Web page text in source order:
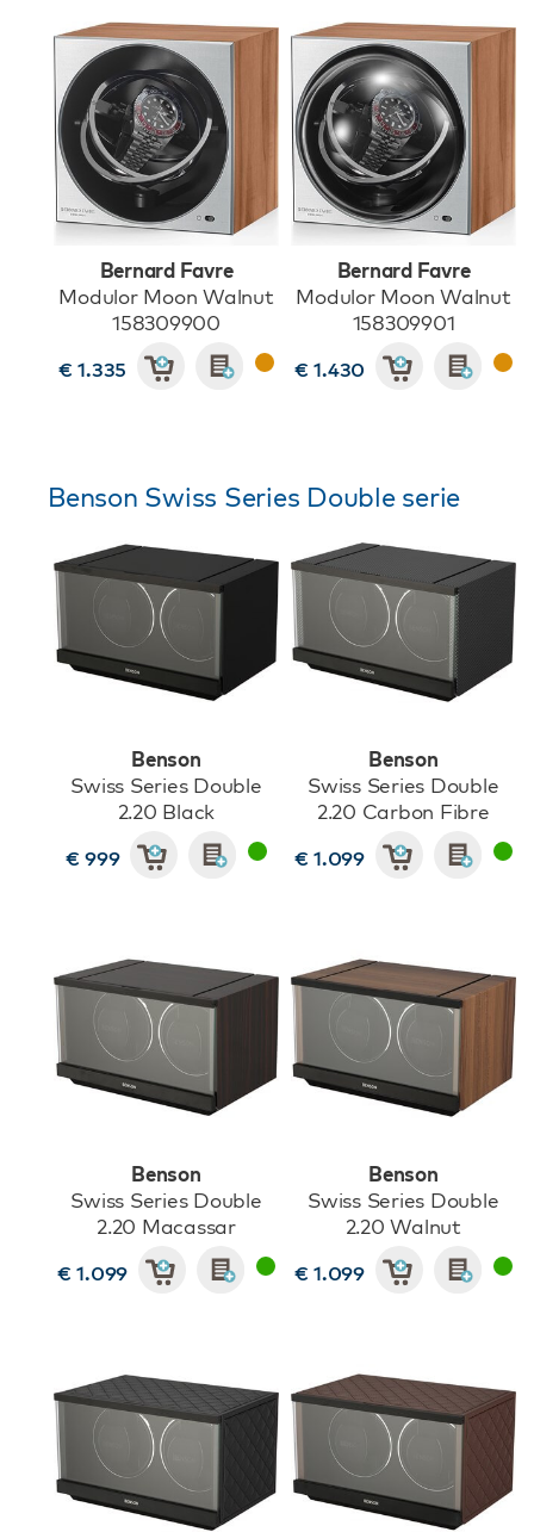
Bernard Favre
Modulor Moon Walnut
158309900
€ 1.335
Bernard Favre
Modulor Moon Walnut
158309901
€ 1.430
Benson Swiss Series Double serie
Benson
Swiss Series Double
2.20 Black
€ 999
Benson
Swiss Series Double
2.20 Carbon Fibre
€ 1.099
Benson
Swiss Series Double
2.20 Macassar
€ 1.099
Benson
Swiss Series Double
2.20 Walnut
€ 1.099